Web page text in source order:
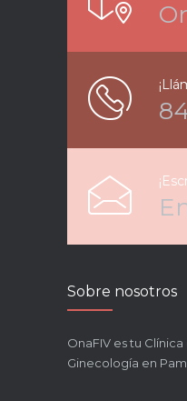
Sobre nosotros
OnaFIV es tu
Ginecología en